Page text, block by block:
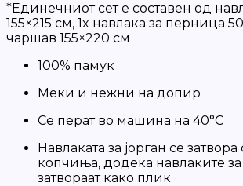
*Единечниот сет е составен од
155×215 cм, 1x навлака за перница
чаршав 155×220 cм
100% памук
Меки и нежни на допир
Се перат во машина на 40°C
Навлаката за јорган се
копчиња, додека навлаките
затвораат како плик